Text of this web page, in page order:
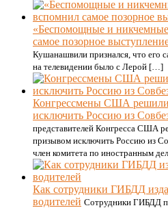
«Беспомощные и
самое позорное
Кушанашвили признался, что его
на телевидении было с Лерой […]
Конгрессмены США решили
исключить Россию из
представителей Конгресса США
призывом исключить Россию из
член комитета по иностранным
Как сотрудники ГИБДД
водителей Сотрудники ГИБДД